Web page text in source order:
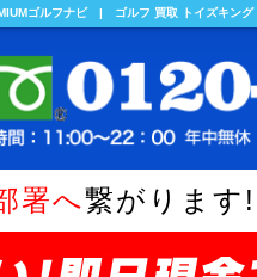
ゴルフナビ | ゴルフ 買取 トイズキング
署へ繋がります